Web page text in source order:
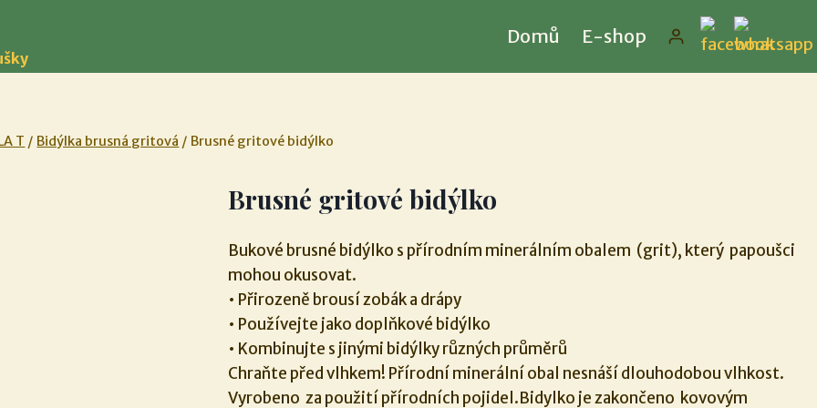
Domů E-shop
T / Bidýlka brusná gritová / Brusné gritové bidýlko
Brusné gritové bidýlko
Bukové brusné bidýlko s přírodním minerálním obalem (grit), který papoušci
mohou okusovat.
• Přirozeně brousí zobák a drápy
• Používejte jako doplňkové bidýlko
• Kombinujte s jinými bidýlky různých průměrů
Chraňte před vlhkem! Přírodní minerální obal nesnáší dlouhodobou vlhkost.
Vyrobeno za použití přírodních pojidel.Bidylko je zakončeno kovovým